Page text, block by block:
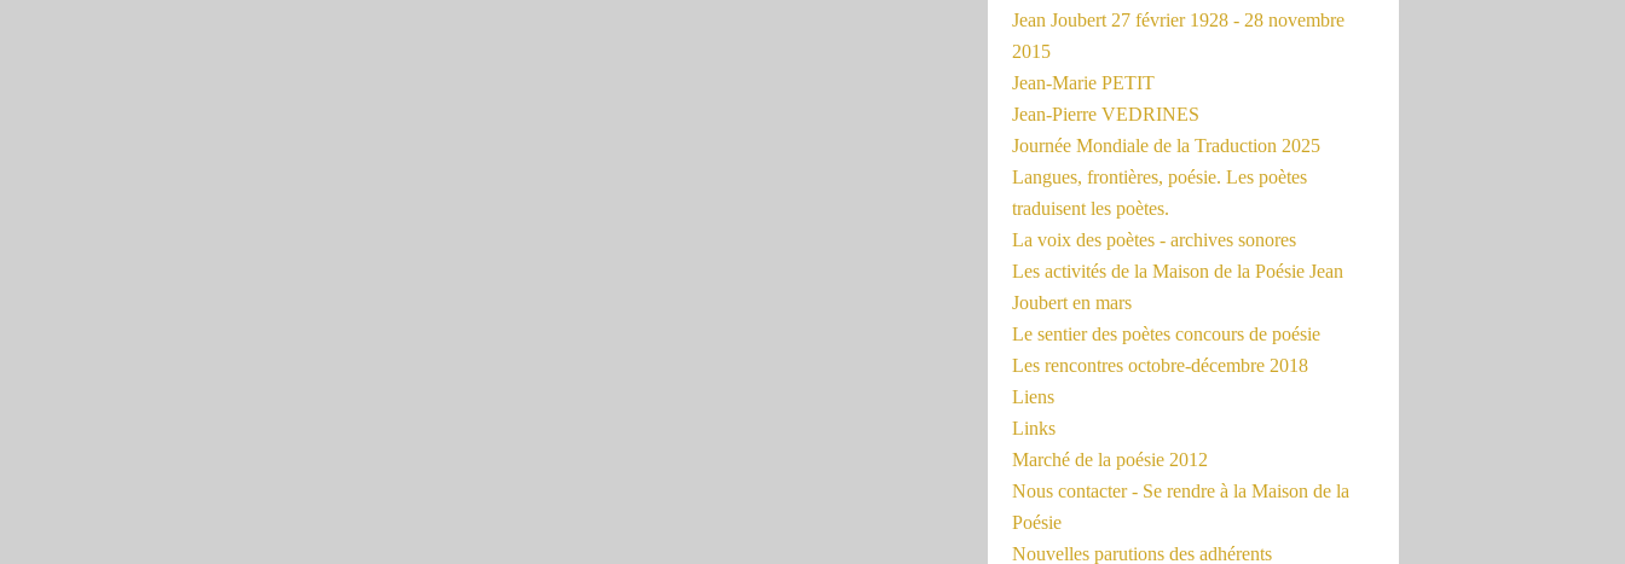
Jean Joubert 27 février 1928 - 28 novembre
2015
Jean-Marie PETIT
Jean-Pierre VEDRINES
Journée Mondiale de la Traduction 2025
Langues, frontières, poésie. Les poètes
traduisent les poètes.
La voix des poètes - archives sonores
Les activités de la Maison de la Poésie Jean
Joubert en mars
Le sentier des poètes concours de poésie
Les rencontres octobre-décembre 2018
Liens
Links
Marché de la poésie 2012
Nous contacter - Se rendre à la Maison de la
Poésie
Nouvelles parutions des adhérents